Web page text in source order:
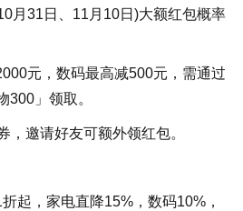
月31日、11月10日)大额红包概率
元，数码最高减500元，需通过
300」领取。
，邀请好友可额外领红包。
起，家电直降15%，数码10%，